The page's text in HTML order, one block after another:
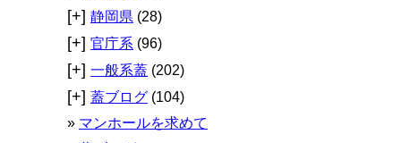
[+] 静岡県 (28)
[+] 官庁系 (96)
[+] 一般系蓋 (202)
[+] 蓋ブログ (104)
マンホールを求めて